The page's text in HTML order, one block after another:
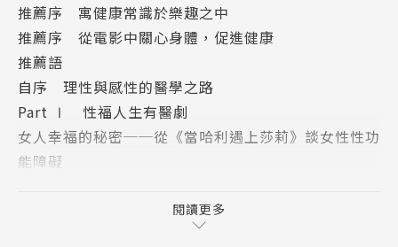
．宮崎駿的動畫電影「風起」的女主角因為肺結核，獨
自搬到寒冷孤寂的山上養病，在治療結核病藥物發明之
前，這樣的療養也等於等待死亡的降臨，幸好今日已經
有抗結核藥物，只要按醫囑服用藥物六至九個月，極高
的機會可以治癒……
．從電影｢洛基｣到「進擊的大佬」，60幾歲的史特龍
拳擊臺。他們互相嘲笑對方下垂的胸部，鬆垮垮的肌
推薦序 寓健康常識於樂趣之中
推薦序 從電影中關心身體，促進健康
推薦語
自序 理性與感性的醫學之路
Part Ⅰ 性福人生有醫劇
女人幸福的秘密──從《當哈利遇上莎莉》談女性性功
能障礙
難以承受之快──從《阿甘正傳》談早洩
閱讀更多